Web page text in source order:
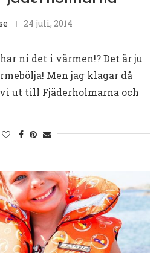
24 juli, 2014
ni det i värmen!? Det är ju
Men jag klagar då
ut till Fjäderholmarna och